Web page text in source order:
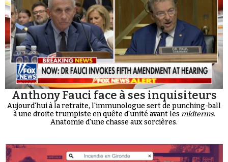
Anthony Fauci face à ses inquisiteurs
Aujourd'hui à la retraite, l'immunologue sert de punching-ball
à une droite trumpiste en quête d'unité avant les midterms.
Anatomie d'une chasse aux sorcières.